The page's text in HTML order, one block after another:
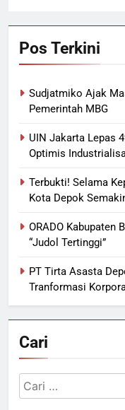
Pos Terkini
Sudjatmiko Ajak
Pemerintah MBG
UIN Jakarta Lepas
Optimis
Terbukti! Selama
Kota Depok
ORADO Kabupaten
“Judol Tertinggi”
PT Tirta Asasta
Tranformasi
Cari
Cari
untuk: